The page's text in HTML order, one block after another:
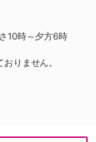
10時～夕方6時
りません。